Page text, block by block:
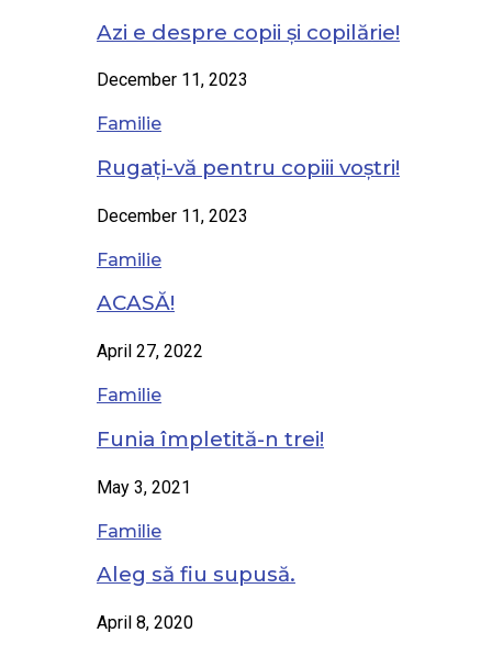
Azi e despre copii și copilărie!
December 11, 2023
Familie
Rugați-vă pentru copiii voștri!
December 11, 2023
Familie
ACASĂ!
April 27, 2022
Familie
Funia împletită-n trei!
May 3, 2021
Familie
Aleg să fiu supusă.
April 8, 2020